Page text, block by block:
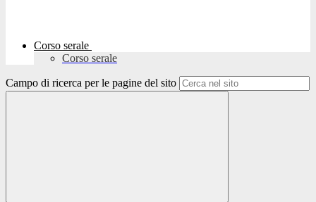
Corso serale
Corso serale
Campo di ricerca per le pagine del sito